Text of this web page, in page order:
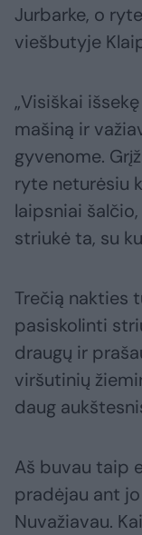
Jurbarke, o
viešbutyje
„Visiškai
mašiną ir
gyvenome.
ryte neturėsiu
laipsniai
striukė ta, su
Trečią nakties
pasiskolinti
draugų ir
viršutinių
daug
Aš buvau taip
pradėjau ant
Nuvažiavau.